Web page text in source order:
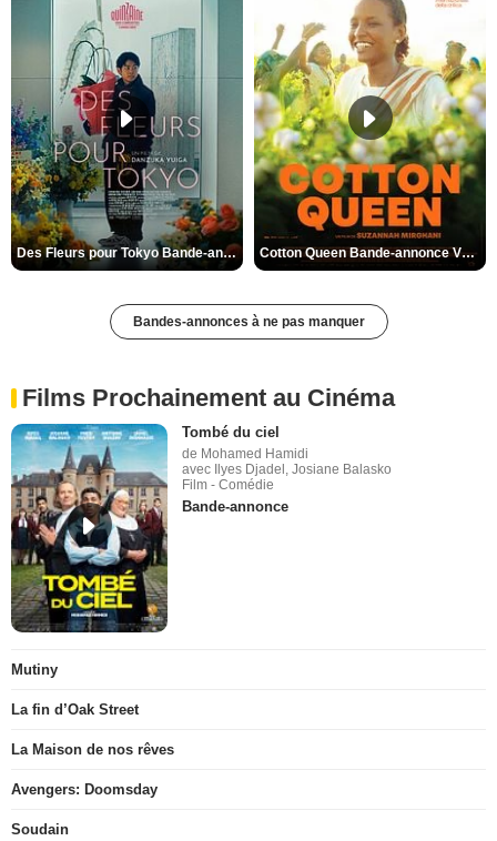
Des Fleurs pour Tokyo Bande-annonce VO STFR Cotton Queen Bande-annonce VO STFR
Bandes-annonces à ne pas manquer
Films Prochainement au Cinéma
Tombé du ciel
de Mohamed Hamidi
avec Ilyes Djadel, Josiane Balasko
Film - Comédie
Bande-annonce
Mutiny
La fin d’Oak Street
La Maison de nos rêves
Avengers: Doomsday
Soudain